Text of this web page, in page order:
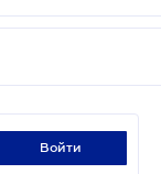
войти